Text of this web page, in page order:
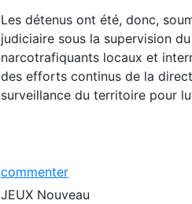
Les détenus ont été, donc,
judiciaire sous la supervision
narcotrafiquants locaux et
des efforts continus de la
surveillance du territoire pour
commenter
JEUX Nouveau